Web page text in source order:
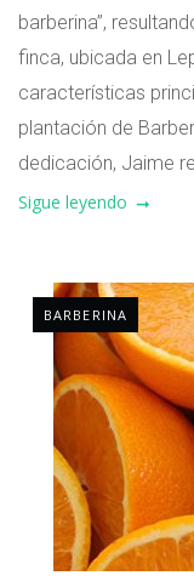
barberina”,
finca, ubicada en
características
plantación de
dedicación, Jaime
Sigue leyendo
BARBERINA